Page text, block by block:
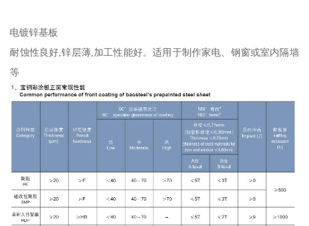
电镀锌基板
耐蚀性良好,锌层薄,加工性能好。适用于制作家电、钢窗或室内隔墙
等